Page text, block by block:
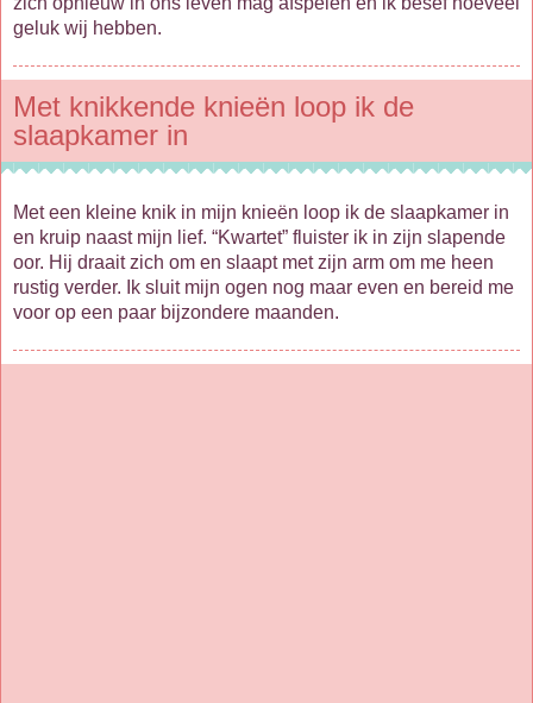
geluk wij hebben.
Met knikkende knieën loop ik de
slaapkamer in
Met een kleine knik in mijn knieën loop ik de slaapkamer in
en kruip naast mijn lief. “Kwartet” fluister ik in zijn slapende
oor. Hij draait zich om en slaapt met zijn arm om me heen
rustig verder. Ik sluit mijn ogen nog maar even en bereid me
voor op een paar bijzondere maanden.